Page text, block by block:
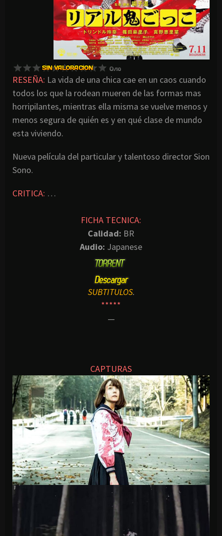
RESEÑA: La vida de una chica cae en un caos cuando
todos los que la rodean mueren de las formas mas
horripilantes, mientras ella misma se vuelve menos y
menos segura de quién es y en qué clase de mundo
esta viviendo.
Nueva película del particular y talentoso director Sion
Sono.
CRITICA: …
FICHA TECNICA:
Calidad: BR
Audio: Japanese
SUBTITULOS.
*****
—
CAPTURAS